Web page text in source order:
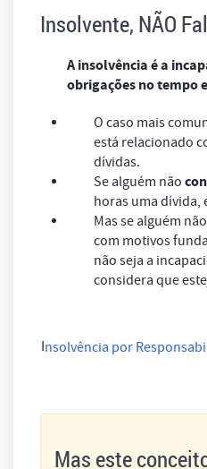
Insolvente, NÃO
A insolvência é a
obrigações no tempo
O caso mais
está relacionado
dívidas.
Se alguém não
horas uma dívida,
Mas se alguém não
com motivos
não seja a
considera que
Insolvência por
Mas este